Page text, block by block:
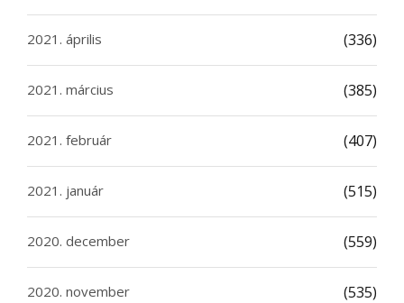
2021. április (336)
2021. március (385)
2021. február (407)
2021. január (515)
2020. december (559)
2020. november (535)